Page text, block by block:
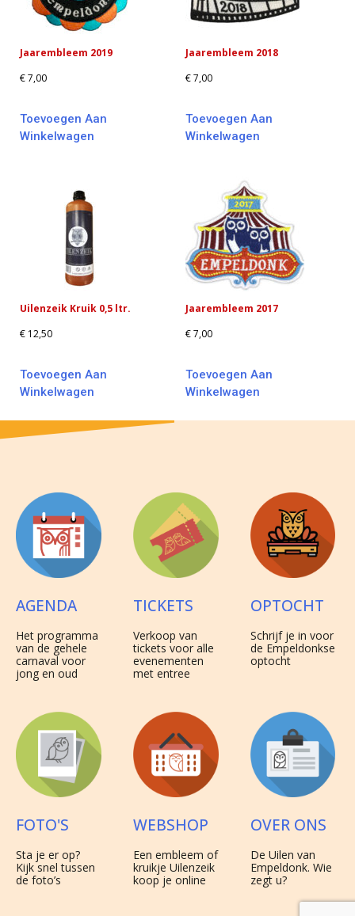
Jaarembleem 2019
€7,00
Toevoegen Aan
Winkelwagen
Jaarembleem 2018
€7,00
Toevoegen Aan
Winkelwagen
Uilenzeik Kruik 0,5 ltr.
€ 12,50
Toevoegen Aan
Winkelwagen
Jaarembleem 2017
€7,00
Toevoegen Aan
Winkelwagen
AGENDA
Het programma
van de gehele
carnaval voor
jong en oud
TICKETS
Verkoop van
tickets voor alle
evenementen
met entree
OPTOCHT
Schrijf je in voor
de Empeldonkse
optocht
FOTO'S
Sta je er op?
Kijk snel tussen
de foto’s
WEBSHOP
Een embleem of
kruikje Uilenzeik
koop je online
OVER ONS
De Uilen van
Empeldonk. Wie
zegt u?